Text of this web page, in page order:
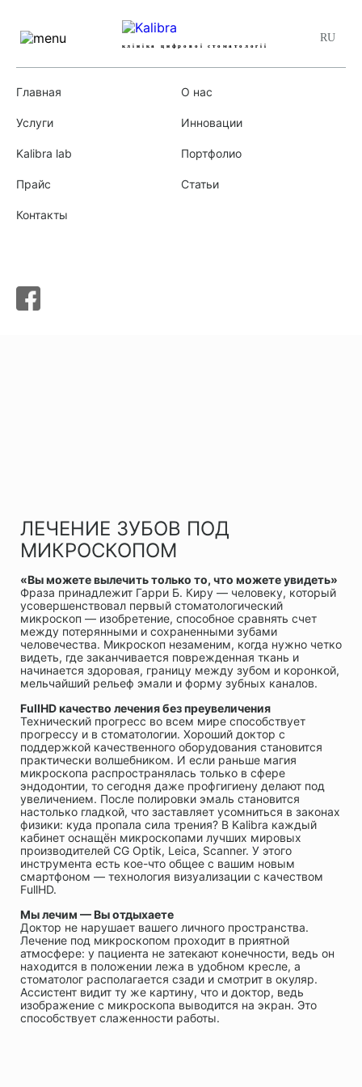
клініка цифрової стоматології
Главная О нас
Услуги Инновации
Kalibra lab Портфолио
Прайс Статьи
Контакты
ЛЕЧЕНИЕ ЗУБОВ ПОД
МИКРОСКОПОМ
«Вы можете вылечить только то, что можете увидеть»
Фраза принадлежит Гарри Б. Киру — человеку, который
усовершенствовал первый стоматологический
микроскоп — изобретение, способное сравнять счет
между потерянными и сохраненными зубами
человечества. Микроскоп незаменим, когда нужно четко
видеть, где заканчивается поврежденная ткань и
начинается здоровая, границу между зубом и коронкой,
мельчайший рельеф эмали и форму зубных каналов.
FullHD качество лечения без преувеличения
Технический прогресс во всем мире способствует
прогрессу и в стоматологии. Хороший доктор с
поддержкой качественного оборудования становится
практически волшебником. И если раньше магия
микроскопа распространялась только в сфере
эндодонтии, то сегодня даже профгигиену делают под
увеличением. После полировки эмаль становится
настолько гладкой, что заставляет усомниться в законах
физики: куда пропала сила трения? В Kalibra каждый
кабинет оснащён микроскопами лучших мировых
производителей СG Optik, Leica, Scanner. У этого
инструмента есть кое-что общее с вашим новым
смартфоном — технология визуализации с качеством
FullHD.
Мы лечим — Вы отдыхаете
Доктор не нарушает вашего личного пространства.
Лечение под микроскопом проходит в приятной
атмосфере: у пациента не затекают конечности, ведь он
находится в положении лежа в удобном кресле, а
стоматолог располагается сзади и смотрит в окуляр.
Ассистент видит ту же картину, что и доктор, ведь
изображение с микроскопа выводится на экран. Это
способствует слаженности работы.